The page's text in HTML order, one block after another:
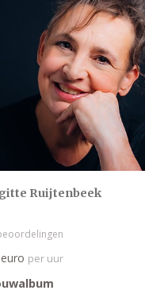
Ruijtenbeek
per uur